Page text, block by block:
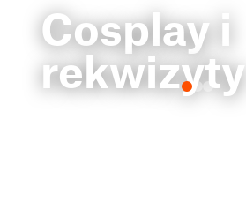
Cosplay i
rekwizyty